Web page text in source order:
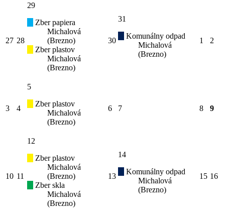
27 28
29
Zber papiera
Michalová
(Brezno)
Zber plastov
Michalová
(Brezno)
30
31
Komunálny odpad
Michalová
(Brezno)
1 2
3 4
5
Zber plastov
Michalová
(Brezno)
6 7 8 9
10 11
12
Zber plastov
Michalová
(Brezno)
Zber skla
Michalová
(Brezno)
13
14
Komunálny odpad
Michalová
(Brezno)
15 16